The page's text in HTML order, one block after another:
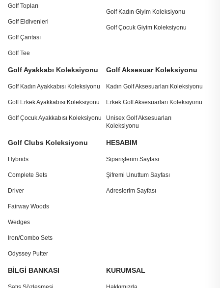
Golf Topları
Golf Eldivenleri
Golf Çantası
Golf Tee
Golf Kadın Giyim Koleksiyonu
Golf Çocuk Giyim Koleksiyonu
Golf Ayakkabı Koleksiyonu
Golf Kadın Ayakkabısı Koleksiyonu
Golf Erkek Ayakkabısı Koleksiyonu
Golf Çocuk Ayakkabısı Koleksiyonu
Golf Aksesuar Koleksiyonu
Kadın Golf Aksesuarları Koleksiyonu
Erkek Golf Aksesuarları Koleksiyonu
Unisex Golf Aksesuarları
Koleksiyonu
Golf Clubs Koleksiyonu
Hybrids
Complete Sets
Driver
Fairway Woods
Wedges
Iron/Combo Sets
Odyssey Putter
HESABIM
Siparişlerim Sayfası
Şifremi Unuttum Sayfası
Adreslerim Sayfası
BİLGİ BANKASI KURUMSAL